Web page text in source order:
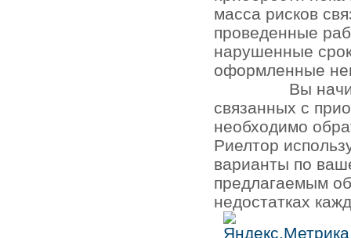
масса рисков
проведенные
нарушенные
оформленные
Вы
связанных с
необходимо
Риелтор
варианты по
предлагаемым
недостатках